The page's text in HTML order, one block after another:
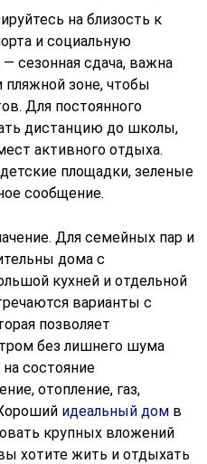
на близость к
и социальную
сезонная сдача, важна
пляжной зоне, чтобы
Для постоянного
дистанцию до школы,
активного отдыха.
площадки, зеленые
сообщение.
Для семейных пар и
дома с
кухней и отдельной
варианты с
позволяет
без лишнего шума
состояние
отопление, газ,
идеальный дом в
крупных вложений
хотите жить и отдыхать